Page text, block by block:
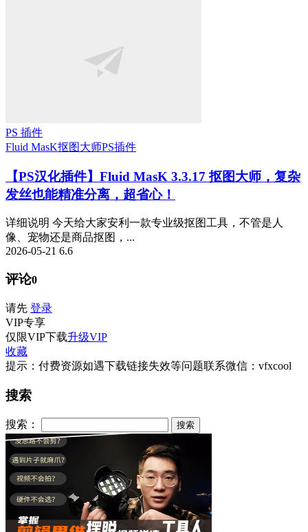
PS 插件
Fluid MasK抠图大师PS插件
【PS汉化插件】Fluid MasK 3.3.17 抠图大师，复杂
发丝也能精准分离，超省心！
详细说明 今天给大家安利一款专业级抠图工具，不管是人
像、宠物还是商品抠图，...
2026-05-21 6.6
评论0
请先 登录
VIP专享
仅限VIP下载升级VIP
收藏
提示：付费资源如遇下载链接失效等问题联系微信：vfxcool
搜索
搜索：